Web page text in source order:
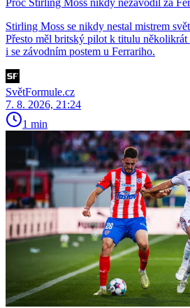
Stirling Moss se nikdy nestal mistrem
Přesto měl britský pilot k titulu
i se závodním postem u Ferrariho.
SvětFormule.cz
7. 8. 2026, 21:24
1 min